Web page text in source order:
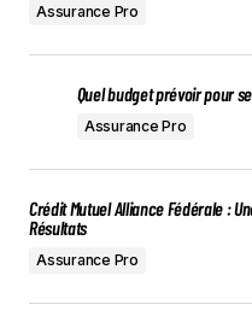
Assurance Pro
Quel budget prévoir pour
Assurance Pro
Crédit Mutuel Alliance Fédérale :
Résultats
Assurance Pro